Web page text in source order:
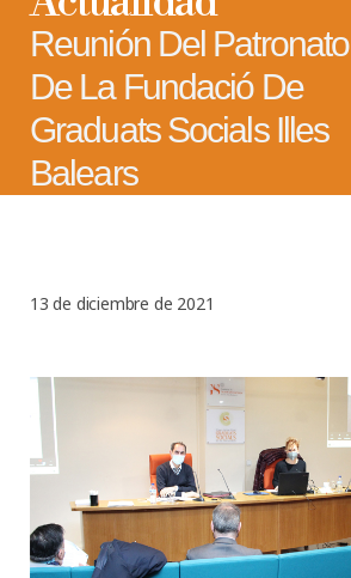
Reunión Del Patronato
De La Fundació De
Graduats Socials Illes
Balears
13 de diciembre de 2021